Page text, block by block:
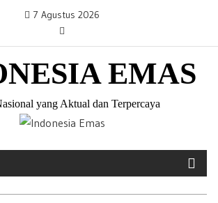
7 Agustus 2026
EMAS
yang Aktual dan Terpercaya